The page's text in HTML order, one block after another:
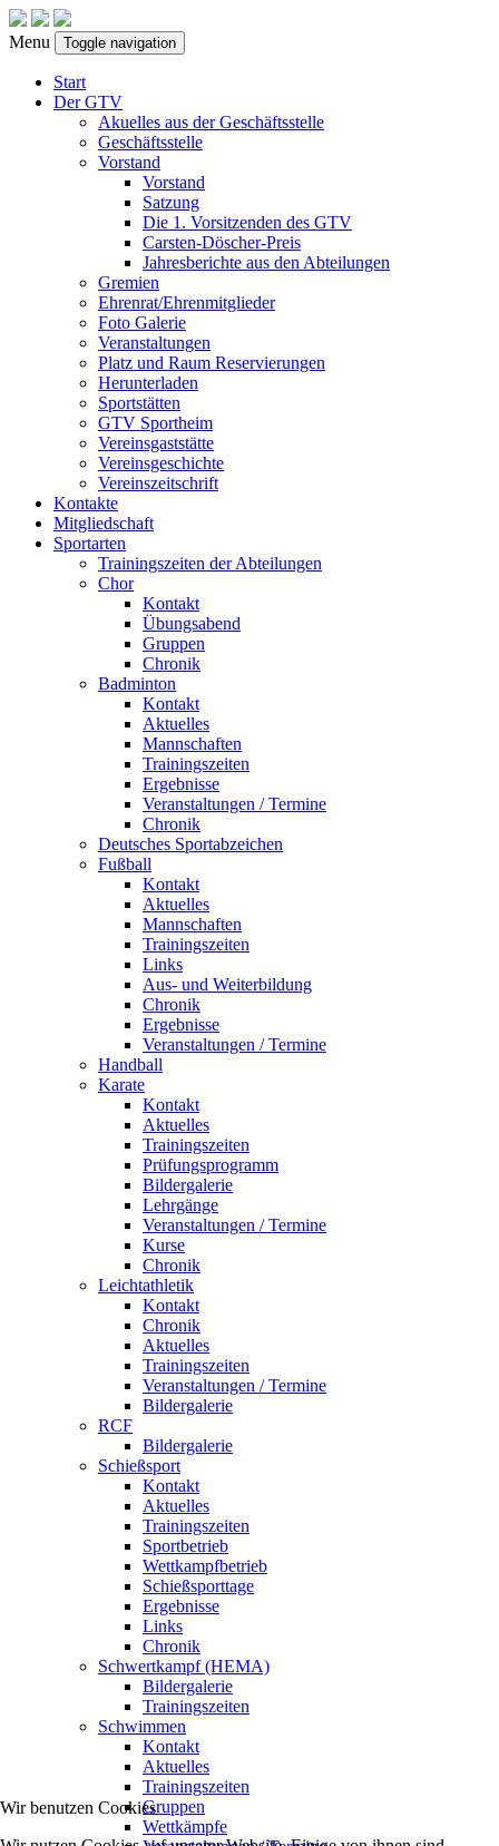
Menu Toggle navigation
Start
Der GTV
Akuelles aus der Geschäftsstelle
Geschäftsstelle
Vorstand
Vorstand
Satzung
Die 1. Vorsitzenden des GTV
Carsten-Döscher-Preis
Jahresberichte aus den Abteilungen
Gremien
Ehrenrat/Ehrenmitglieder
Foto Galerie
Veranstaltungen
Platz und Raum Reservierungen
Herunterladen
Sportstätten
GTV Sportheim
Vereinsgaststätte
Vereinsgeschichte
Vereinszeitschrift
Kontakte
Mitgliedschaft
Sportarten
Trainingszeiten der Abteilungen
Chor
Kontakt
Übungsabend
Gruppen
Chronik
Badminton
Kontakt
Aktuelles
Mannschaften
Trainingszeiten
Ergebnisse
Veranstaltungen / Termine
Chronik
Deutsches Sportabzeichen
Fußball
Kontakt
Aktuelles
Mannschaften
Trainingszeiten
Links
Aus- und Weiterbildung
Chronik
Ergebnisse
Veranstaltungen / Termine
Handball
Karate
Kontakt
Aktuelles
Trainingszeiten
Prüfungsprogramm
Bildergalerie
Lehrgänge
Veranstaltungen / Termine
Kurse
Chronik
Leichtathletik
Kontakt
Chronik
Aktuelles
Trainingszeiten
Veranstaltungen / Termine
Bildergalerie
RCF
Bildergalerie
Schießsport
Kontakt
Aktuelles
Trainingszeiten
Sportbetrieb
Wettkampfbetrieb
Schießsporttage
Ergebnisse
Links
Chronik
Schwertkampf (HEMA)
Bildergalerie
Trainingszeiten
Schwimmen
Kontakt
Aktuelles
Trainingszeiten
Gruppen
Wettkämpfe
Wir benutzen Cookies